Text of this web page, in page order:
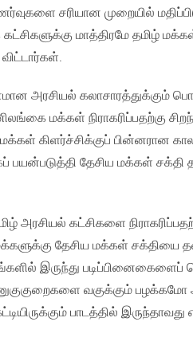
சரியான முறையில்
மாத்திரமே தமிழ்
அரசியல் கலாசாரத்துக்கும்
மக்கள் நிராகரிப்பதற்கு
கிளர்ச்சிக்குப் பின்னரான
பயன்படுத்தி தேசிய மக்கள் சக்தி
அரசியல் கட்சிகளை
தேசிய மக்கள் சக்தியை
இருந்து படிப்பினைகைளைப்
வகுக்கும்
பாடத்தில் இருந்தாவது